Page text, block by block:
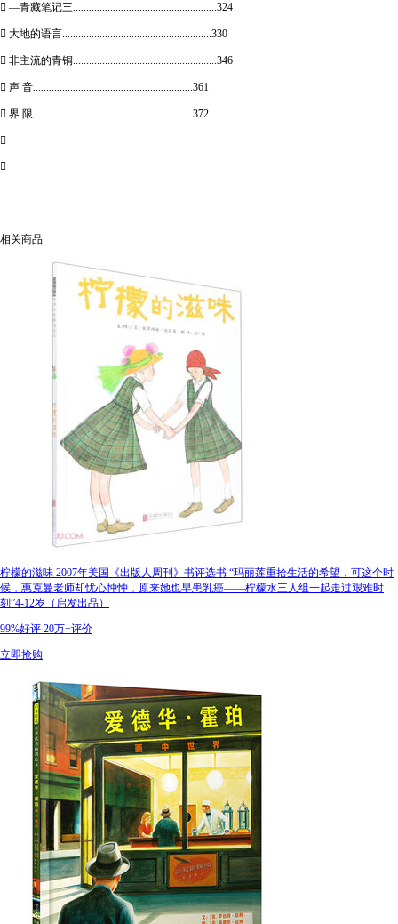
 —青藏笔记三......................................................324
 大地的语言........................................................330
 非主流的青铜......................................................346
 声 音............................................................361
 界 限............................................................372


相关商品
柠檬的滋味 2007年美国《出版人周刊》书评选书 “玛丽莲重拾生活的希望，可这个时
候，惠克曼老师却忧心忡忡，原来她也早患乳癌——柠檬水三人组一起走过艰难时
刻”4-12岁（启发出品）
99%好评 20万+评价
立即抢购